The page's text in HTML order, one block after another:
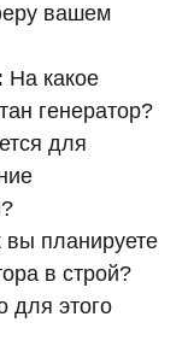
вашем
На какое
генератор?
для
вы планируете
в строй?
для этого